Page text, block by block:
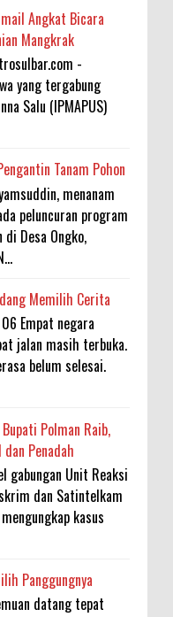
Angkat Bicara
Mangkrak
-
yang tergabung
Salu (IPMAPUS)
Tanam Pohon
menanam
peluncuran program
di Desa Ongko,
Memilih Cerita
Empat negara
jalan masih terbuka.
belum selesai.
Polman Raib,
Penadah
gabungan Unit Reaksi
dan Satintelkam
kasus
Panggungnya
datang tepat